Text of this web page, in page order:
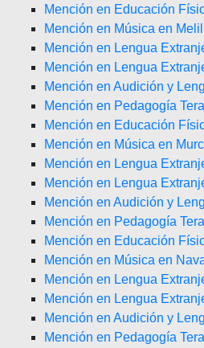
Mención en Educación
Mención en Música en
Mención en Lengua
Mención en Lengua
Mención en Audición y
Mención en Pedagogía
Mención en Educación
Mención en Música en
Mención en Lengua
Mención en Lengua
Mención en Audición y
Mención en Pedagogía
Mención en Educación
Mención en Música en
Mención en Lengua
Mención en Lengua
Mención en Audición y
Mención en Pedagogía